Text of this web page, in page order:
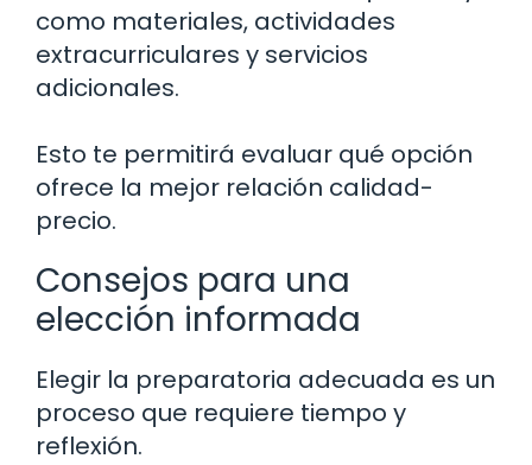
como materiales, actividades
extracurriculares y servicios
adicionales.
Esto te permitirá evaluar qué opción
ofrece la mejor relación calidad-
precio.
Consejos para una
elección informada
Elegir la preparatoria adecuada es un
proceso que requiere tiempo y
reflexión.